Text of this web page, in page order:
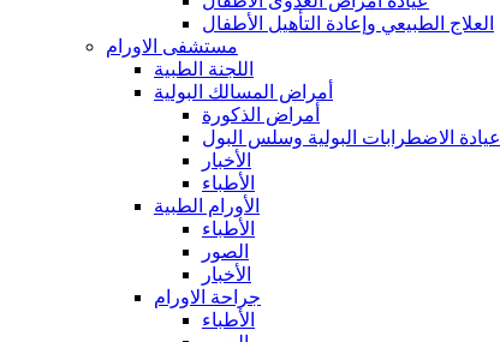
العلاج الطبيعي وإعادة التأهيل الأطفال
مستشفى الاورام
اللجنة الطبية
أمراض المسالك البولية
أمراض الذكورة
عيادة الاضطرابات البولية وسلس البول
الأخبار
الأطباء
الأورام الطبية
الأطباء
الصور
الأخبار
جراحة الاورام
الأطباء